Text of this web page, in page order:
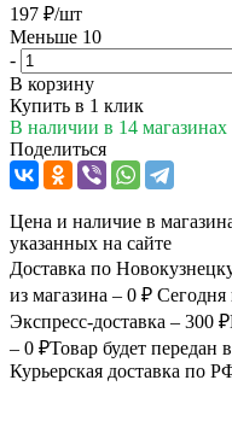
197 ₽/шт
Меньше 10
-
В корзину
Купить в 1 клик
В наличии в 14 магазинах
Поделиться
Цена и наличие в
указанных на сайте
Доставка по
из магазина – 0 ₽ Сегодня
Экспресс-доставка – 300 ₽
– 0 ₽Товар будет передан
Курьерская доставка по